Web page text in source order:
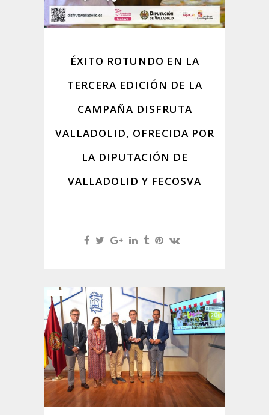
ÉXITO ROTUNDO EN LA
TERCERA EDICIÓN DE LA
CAMPAÑA DISFRUTA
VALLADOLID, OFRECIDA POR
LA DIPUTACIÓN DE
VALLADOLID Y FECOSVA